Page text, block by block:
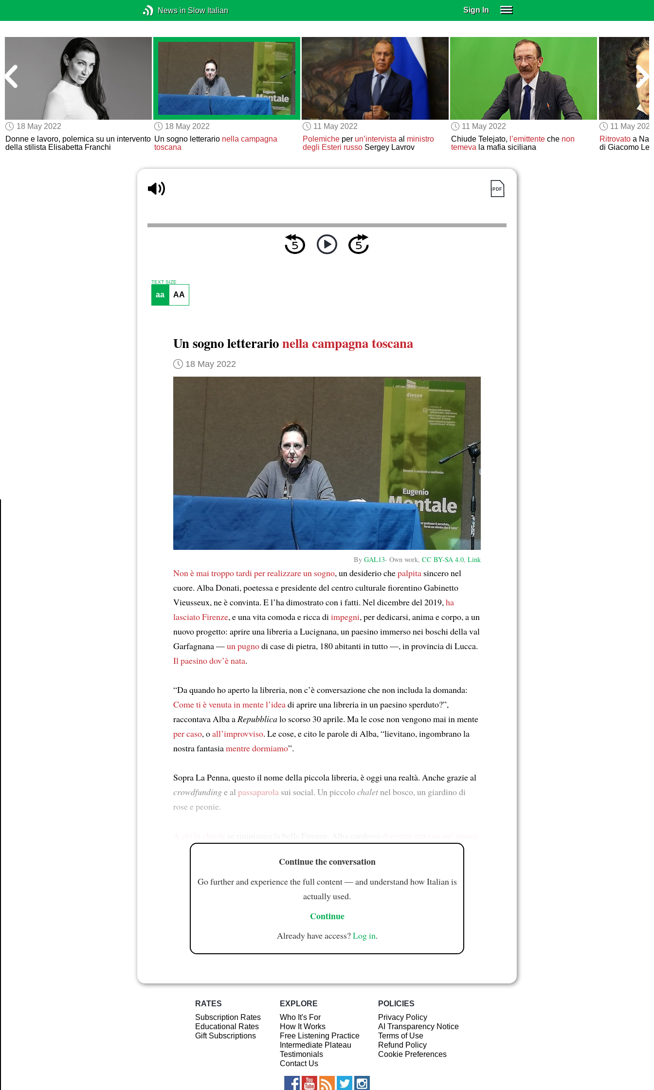
News in Slow Italian Sign In
SUBSCRIBE
EDUCATIONAL LICENSES
GIFT CARDS
OTHER LANGUAGES
ABOUT US
ALEXA
ADJUST COLORS
18 May 2022
Donne e lavoro, polemica su un intervento
della stilista Elisabetta Franchi
18 May 2022
Un sogno letterario nella campagna
toscana
11 May 2022
Polemicheper un’intervistaal ministro
degli Esteri russoSergey Lavrov
11 May 2022
Chiude Telejato, l’emittenteche non
temevala mafia siciliana
11 May
Ritrovato a
di Giacomo
TEXT SIZE
aa AA
Un sogno letterarionella campagna toscana
18 May 2022
By GAL13- Own work, CC BY-SA 4.0, Link
Non è mai troppo tardi per realizzare un sogno, un desiderio chepalpita sincero nel
cuore. Alba Donati, poetessa e presidente del centro culturale fiorentino Gabinetto
Vieusseux, ne è convinta. E l’ha dimostrato con i fatti. Nel dicembre del 2019, ha
lasciato Firenze, e una vita comoda e ricca di impegni, per dedicarsi, anima e corpo, a un
nuovo progetto: aprire una libreria a Lucignana, un paesino immerso nei boschi della val
Garfagnana —un pugnodi case di pietra, 180 abitanti in tutto —, in provincia di Lucca.
Il paesino dov’è nata.
“Da quando ho aperto la libreria, non c’è conversazione che non includa la domanda:
Come ti è venuta in mente l’ideadi aprire una libreria in un paesino sperduto?”,
raccontava Alba a Repubblicalo scorso 30 aprile. Ma le cose non vengono mai in mente
per caso, oall’improvviso. Le cose, e cito le parole di Alba, “lievitano, ingombrano la
nostra fantasiamentre dormiamo”.
Sopra La Penna, questo il nome della piccola libreria, è oggi una realtà. Anche grazie al
crowdfundinge al passaparola sui social. Un piccolochaletnel bosco, un giardino di
rose e peonie.
Continue the conversation
Go further and experience the full content — and understand how Italian is
actually used.
Continue
Already have access?Log in.
RATES
Subscription Rates
Educational Rates
Gift Subscriptions
EXPLORE
Who It's For
How It Works
Free Listening Practice
Intermediate Plateau
Testimonials
Contact Us
POLICIES
Privacy Policy
AI Transparency Notice
Terms of Use
Refund Policy
Cookie Preferences